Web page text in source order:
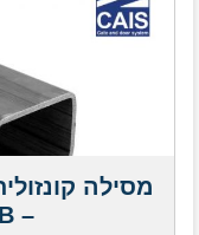
– CAIS STAGE MB